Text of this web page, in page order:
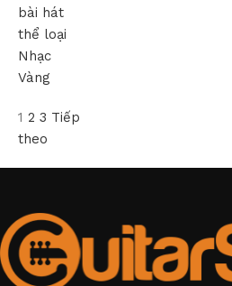
bài hát
thể loại
Nhạc
Vàng
1 2 3 Tiếp
theo